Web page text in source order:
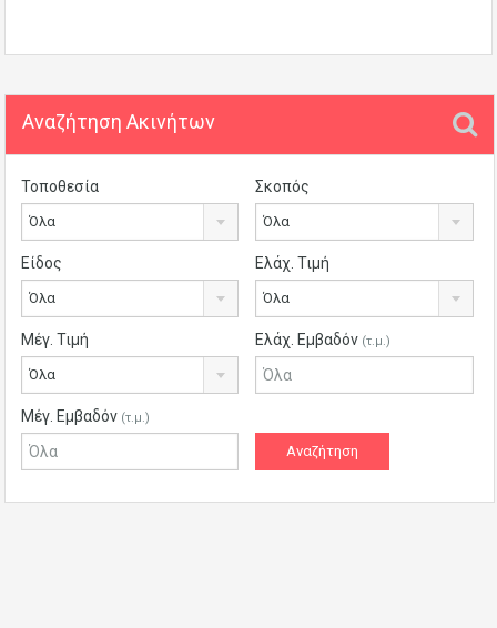
Αναζήτηση Ακινήτων
Τοποθεσία
Όλα
Σκοπός
Όλα
Είδος
Όλα
Ελάχ. Τιμή
Όλα
Μέγ. Τιμή
Όλα
Ελάχ. Εμβαδόν (τ.μ.)
Μέγ. Εμβαδόν (τ.μ.)